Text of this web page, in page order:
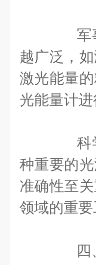
军事
越广泛，
激光能量
光能量计进
科学
种重要的
准确性至
领域的重要
四、